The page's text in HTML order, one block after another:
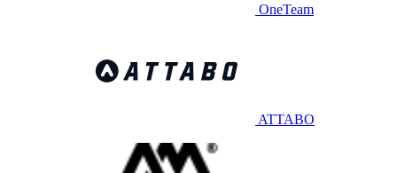
OneTeam
ATTABO